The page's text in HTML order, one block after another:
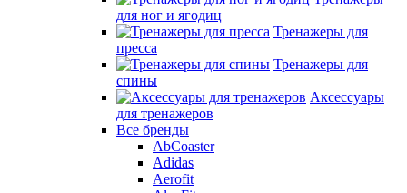
для ног и ягодиц
Тренажеры для
пресса
Тренажеры для
спины
Аксессуары
для тренажеров
Все бренды
AbCoaster
Adidas
Aerofit